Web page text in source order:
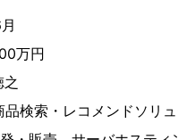
万円
之
品検索・レコメンドソリ